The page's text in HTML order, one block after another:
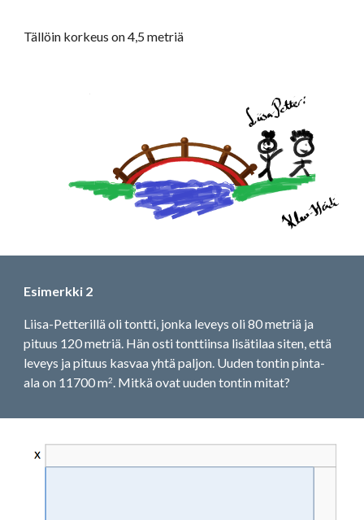
Tällöin korkeus on 4,5 metriä
Esimerkki 2
Liisa-Petterillä oli tontti, jonka leveys oli 80 metriä ja
pituus 120 metriä. Hän osti tonttiinsa lisätilaa siten, että
leveys ja pituus kasvaa yhtä paljon. Uuden tontin pinta-
ala on 11700 m2. Mitkä ovat uuden tontin mitat?